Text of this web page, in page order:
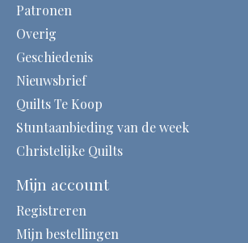
Patronen
Overig
Geschiedenis
Nieuwsbrief
Quilts Te Koop
Stuntaanbieding van de week
Christelijke Quilts
Mijn account
Registreren
Mijn bestellingen